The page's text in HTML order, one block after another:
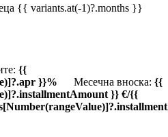
{{ variants.at(-1)?.months }}
{{
}}%
Месечна вноска: {{
}} €/{{